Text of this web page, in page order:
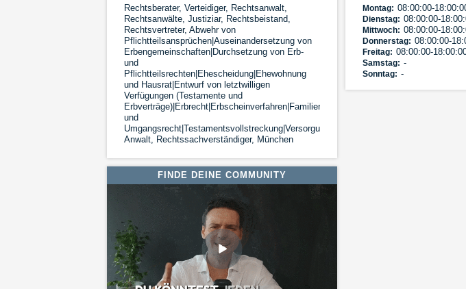
Rechtsberater, Verteidiger, Rechtsanwalt,
Rechtsanwälte, Justiziar, Rechtsbeistand,
Rechtsvertreter, Abwehr von
Pflichtteilsansprüchen|Auseinandersetzung von
Erbengemeinschaften|Durchsetzung von Erb-
und
Pflichtteilsrechten|Ehescheidung|Ehewohnung
und Hausrat|Entwurf von letztwilligen
Verfügungen (Testamente und
Erbverträge)|Erbrecht|Erbscheinverfahren|Familienrecht|Sorge-
und
Anwalt, Rechtssachverständiger, München
Montag: 08:00:00-
Dienstag: 08:00:00-
Mittwoch: 08:00:00-
Donnerstag: 08:00:00-
Freitag: 08:00:00-
Samstag: -
Sonntag: -
FINDE DEINE COMMUNITY